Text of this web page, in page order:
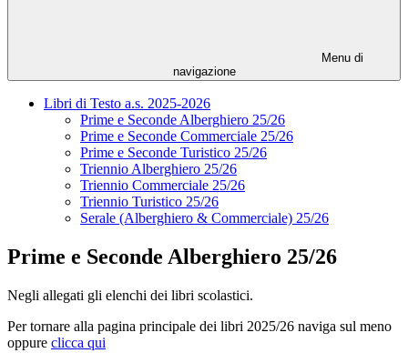
Menu di
navigazione
Libri di Testo a.s. 2025-2026
Prime e Seconde Alberghiero 25/26
Prime e Seconde Commerciale 25/26
Prime e Seconde Turistico 25/26
Triennio Alberghiero 25/26
Triennio Commerciale 25/26
Triennio Turistico 25/26
Serale (Alberghiero & Commerciale) 25/26
Prime e Seconde Alberghiero 25/26
Negli allegati gli elenchi dei libri scolastici.
Per tornare alla pagina principale dei libri 2025/26 naviga sul meno
oppure clicca qui